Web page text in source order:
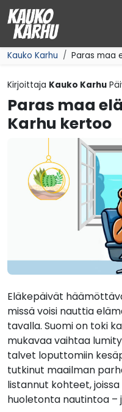
Siirry sisältöön
Kauko Karhu Paras maa
Kirjoittaja Kauko Karhu
Paras maa
Karhu kertoo
Eläkepäivät
missä voisi nauttia
tavalla. Suomi on toki
mukavaa vaihtaa
talvet loputtomiin
tutkinut maailman
listannut kohteet,
huoletonta nautintoa –